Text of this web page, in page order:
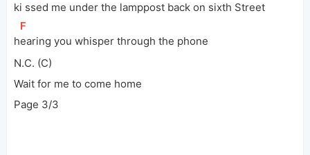
ki ssed me under the lamppost back on sixth Street
h
[F
earing you whisper through the phone
N.C. (C)
Wait for me to come home
Page 3/3